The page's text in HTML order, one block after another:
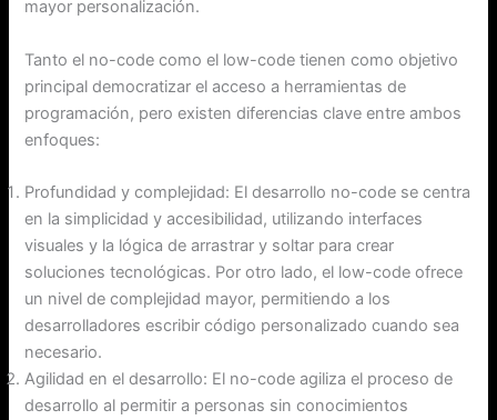
mayor personalización.
Tanto el no-code como el low-code tienen como objetivo
principal democratizar el acceso a herramientas de
programación, pero existen diferencias clave entre ambos
enfoques:
Profundidad y complejidad: El desarrollo no-code se centra
en la simplicidad y accesibilidad, utilizando interfaces
visuales y la lógica de arrastrar y soltar para crear
soluciones tecnológicas. Por otro lado, el low-code ofrece
un nivel de complejidad mayor, permitiendo a los
desarrolladores escribir código personalizado cuando sea
necesario.
Agilidad en el desarrollo: El no-code agiliza el proceso de
desarrollo al permitir a personas sin conocimientos